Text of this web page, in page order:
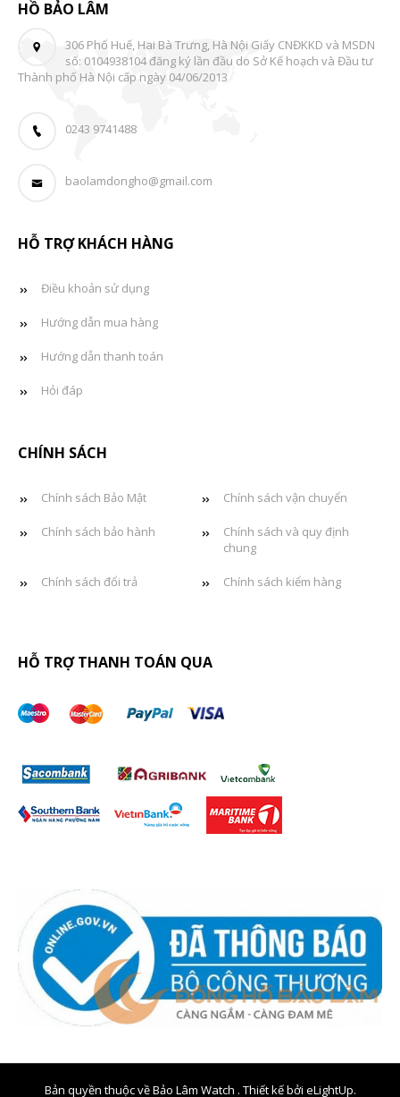
HỒ BẢO LÂM
306 Phố Huế, Hai Bà Trưng, Hà Nội Giấy CNĐKKD và MSDN
số: 0104938104 đăng ký lần đầu do Sở Kế hoạch và Đầu tư
Thành phố Hà Nội cấp ngày 04/06/2013
0243 9741488
baolamdongho@gmail.com
HỖ TRỢ KHÁCH HÀNG
Điều khoản sử dụng
Hướng dẫn mua hàng
Hướng dẫn thanh toán
Hỏi đáp
CHÍNH SÁCH
Chính sách Bảo Mật Chính sách vận chuyển
Chính sách bảo hành
Chính sách và quy định
chung
Chính sách đổi trả Chính sách kiểm hàng
HỖ TRỢ THANH TOÁN QUA
Bản quyền thuộc về Bảo Lâm Watch . Thiết kế bởi eLightUp.